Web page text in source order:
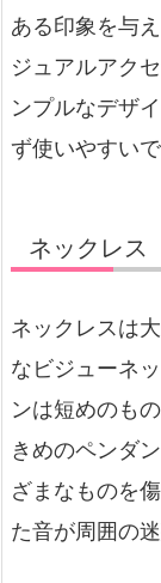
ある印象を与
ジュアルアク
ンプルなデザ
ず使いやすいで
ネックレス
ネックレスは
なビジューネ
ンは短めのも
きめのペンダ
ざまなものを
た音が周囲の